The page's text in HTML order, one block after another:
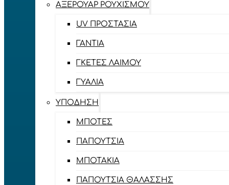
ΑΞΕΡΟΥΆΡ ΡΟΥΧΙΣΜΟΎ
UV ΠΡΟΣΤΑΣΊΑ
ΓΆΝΤΙΑ
ΓΚΈΤΕΣ ΛΑΊΜΟΥ
ΓΥΑΛΙΆ
ΥΠΌΔΗΣΗ
ΜΠΌΤΕΣ
ΠΑΠΟΎΤΣΙΑ
ΜΠΟΤΆΚΙΑ
ΠΑΠΟΎΤΣΙΑ ΘΑΛΆΣΣΗΣ